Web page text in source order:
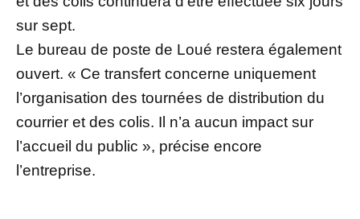
sur sept.
Le bureau de poste de Loué restera également
ouvert. « Ce transfert concerne uniquement
l’organisation des tournées de distribution du
courrier et des colis. Il n’a aucun impact sur
l’accueil du public », précise encore
l’entreprise.